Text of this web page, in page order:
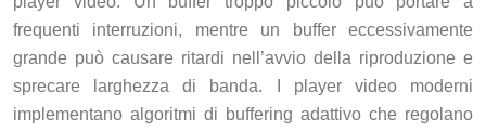
frequenti interruzioni, mentre un buffer eccessivamente
grande può causare ritardi nell’avvio della riproduzione e
sprecare larghezza di banda. I player video moderni
implementano algoritmi di buffering adattivo che regolano